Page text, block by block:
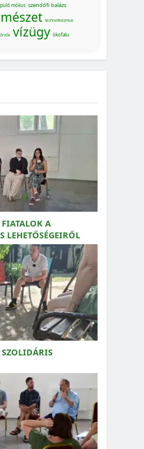
mókus szendőfi balázs
technofasizmus
vízügy ökofalu
A
LEHETŐSÉGEIRŐL